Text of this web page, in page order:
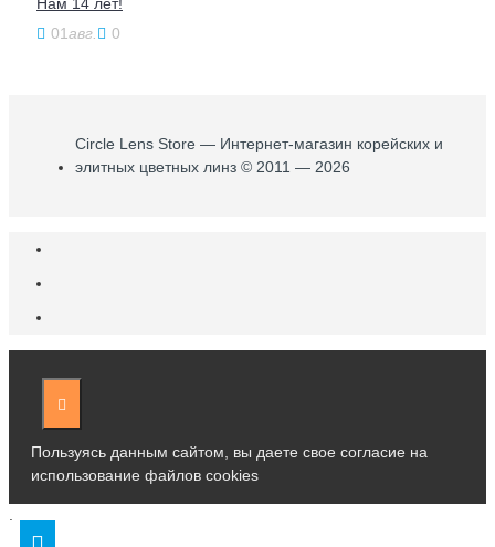
01авг. 0
Circle Lens Store — Интернет-магазин корейских и
элитных цветных линз © 2011 — 2026
Пользуясь данным сайтом, вы даете свое согласие на
использование файлов cookies